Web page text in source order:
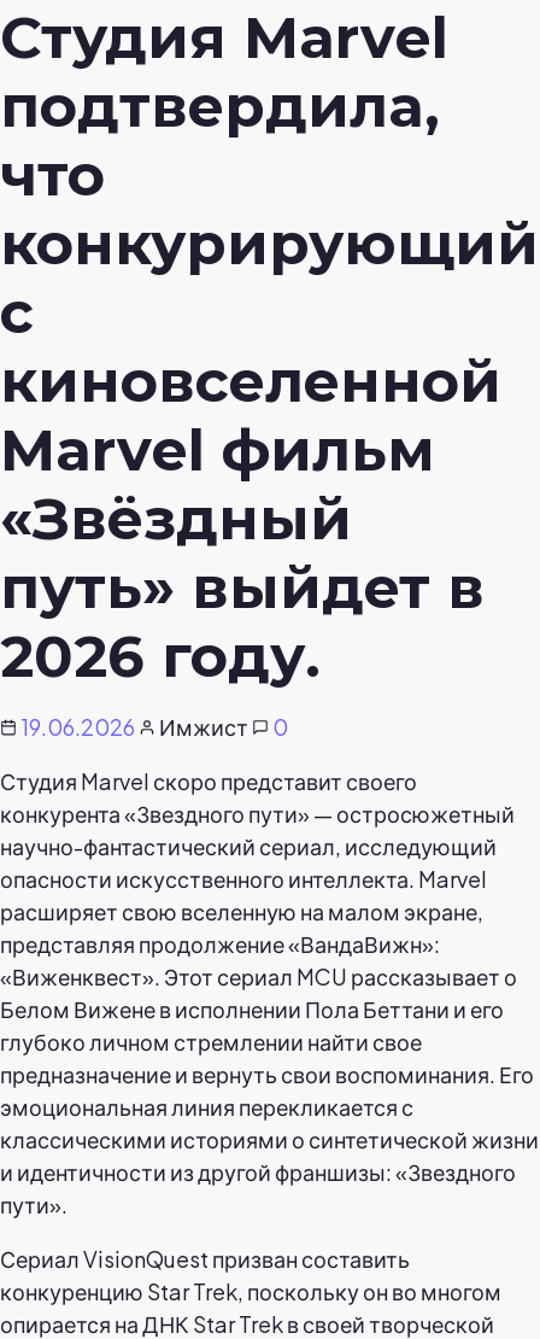
Студия Marvel
подтвердила,
что
конкурирующий
с
киновселенной
Marvel фильм
«Звёздный
путь» выйдет в
2026 году.
19.06.2026 Имжист
0
Студия Marvel скоро представит своего
конкурента «Звездного пути» — остросюжетный
научно-фантастический сериал, исследующий
опасности искусственного интеллекта. Marvel
расширяет свою вселенную на малом экране,
представляя продолжение «ВандаВижн»:
«Виженквест». Этот сериал MCU рассказывает о
Белом Вижене в исполнении Пола Беттани и его
глубоко личном стремлении найти свое
предназначение и вернуть свои воспоминания. Его
эмоциональная линия перекликается с
классическими историями о синтетической жизни
и идентичности из другой франшизы: «Звездного
пути».
Сериал VisionQuest призван составить
конкуренцию Star Trek, поскольку он во многом
опирается на ДНК Star Trek в своей творческой